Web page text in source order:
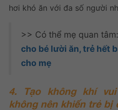
hơi khó ăn với đa số người
>> Có thể mẹ quan tâm:
cho bé lười ăn, trẻ hết
cho mẹ
4. Tạo không khí
không nên khiến trẻ bị